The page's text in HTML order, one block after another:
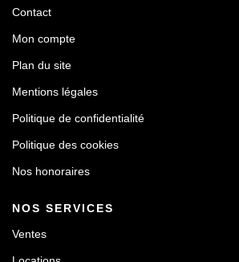
Contact
Mon compte
Plan du site
Mentions légales
Politique de confidentialité
Politique des cookies
Nos honoraires
NOS SERVICES
Ventes